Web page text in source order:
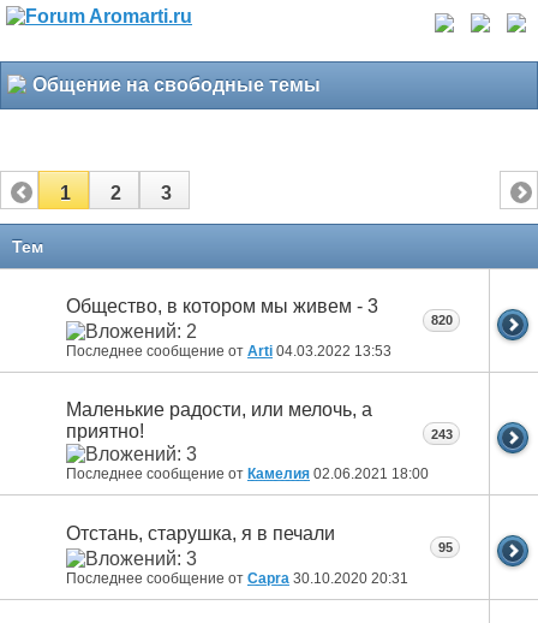
Общение на свободные темы
1 2 3
Тем
Общество, в котором мы живем - 3
Последнее сообщение от Arti 04.03.2022 13:53
820
Маленькие радости, или мелочь, а
приятно!
Последнее сообщение от Камелия 02.06.2021 18:00
243
Отстань, старушка, я в печали
Последнее сообщение от Capra 30.10.2020 20:31
95